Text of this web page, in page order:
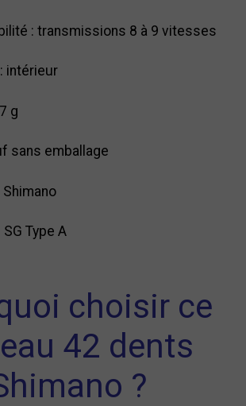
: transmissions 8 à 9 vitesses
intérieur
g
sans emballage
Type A
choisir ce
42 dents
?